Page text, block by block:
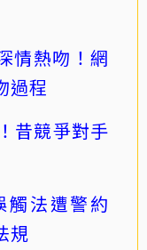
情熱吻！網
過程
昔競爭對手
觸法遭警約
規